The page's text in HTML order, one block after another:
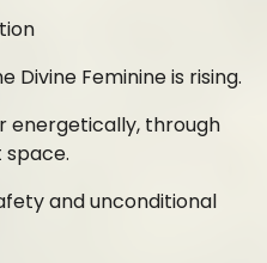
Divine Feminine is rising.
energetically, through
space.
and unconditional